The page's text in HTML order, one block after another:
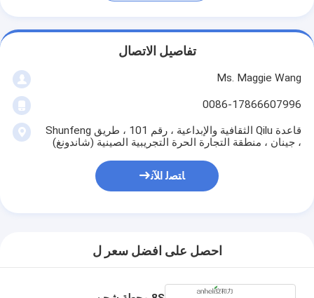
تفاصيل الاتصال
Ms. Maggie Wang
0086-17866607996
قاعدة Qilu الثقافية والإبداعية ، رقم 101 ، طريق Shunfeng
، جينان ، منطقة التجارة الحرة التجريبية الصينية (شاندونغ)
ﺎﺘﺼﻟ ﺍﻶﻧ
احصل على افضل سعر ل